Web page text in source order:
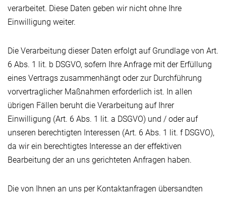
verarbeitet. Diese Daten geben wir nicht ohne Ihre
Einwilligung weiter.
Die Verarbeitung dieser Daten erfolgt auf Grundlage von Art.
6 Abs. 1 lit. b DSGVO, sofern Ihre Anfrage mit der Erfüllung
eines Vertrags zusammenhängt oder zur Durchführung
vorvertraglicher Maßnahmen erforderlich ist. In allen
übrigen Fällen beruht die Verarbeitung auf Ihrer
Einwilligung (Art. 6 Abs. 1 lit. a DSGVO) und / oder auf
unseren berechtigten Interessen (Art. 6 Abs. 1 lit. f DSGVO),
da wir ein berechtigtes Interesse an der effektiven
Bearbeitung der an uns gerichteten Anfragen haben.
Die von Ihnen an uns per Kontaktanfragen übersandten